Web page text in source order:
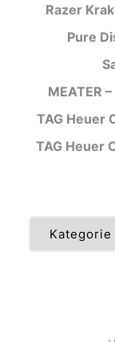
Razer
Pure
MEATER
TAG Heuer
TAG Heuer